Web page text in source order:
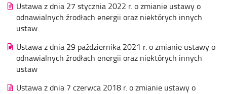
Ustawa z dnia 27 stycznia 2022 r. o zmianie ustawy o
odnawialnych źrodłach energii oraz niektórych innych
ustaw
Ustawa z dnia 29 października 2021 r. o zmianie ustawy o
odnawialnych źrodłach energii oraz niektórych innych
ustaw
Ustawa z dnia 7 czerwca 2018 r. o zmianie ustawy o